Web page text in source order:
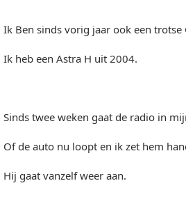
Ik Ben sinds vorig jaar ook een trotse
Ik heb een Astra H uit 2004.
Sinds twee weken gaat de radio in
Of de auto nu loopt en ik zet hem
Hij gaat vanzelf weer aan.